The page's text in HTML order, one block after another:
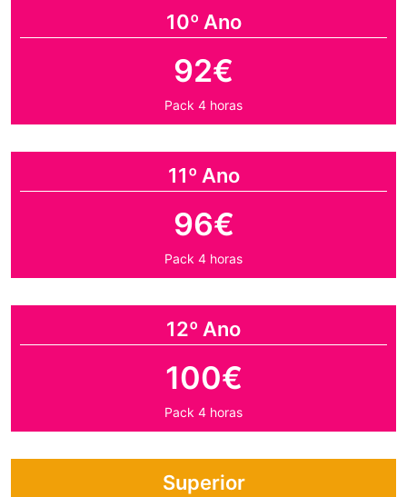
10º Ano
92€
Pack 4 horas
11º Ano
96€
Pack 4 horas
12º Ano
100€
Pack 4 horas
Superior